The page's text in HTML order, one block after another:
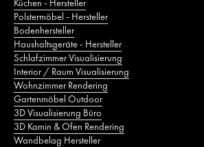
Küchen - Hersteller
Polstermöbel - Hersteller
Bodenhersteller
Haushaltsgeräte - Hersteller
Schlafzimmer Visualisierung
Interior / Raum Visualisierung
Wohnzimmer Rendering
Gartenmöbel Outdoor
3D Visualisierung Büro
3D Kamin & Ofen Rendering
Wandbelag Hersteller